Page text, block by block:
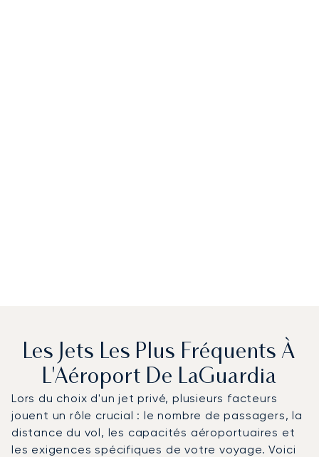
Les Jets Les Plus Fréquents À
L'Aéroport De LaGuardia
Lors du choix d'un jet privé, plusieurs facteurs
jouent un rôle crucial : le nombre de passagers, la
distance du vol, les capacités aéroportuaires et
les exigences spécifiques de votre voyage. Voici